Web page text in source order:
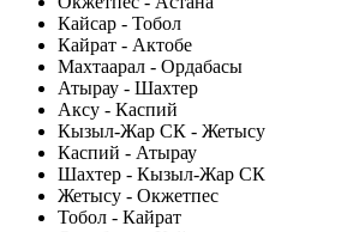
Кайсар - Тобол
Кайрат - Актобе
Махтаарал - Ордабасы
Атырау - Шахтер
Аксу - Каспий
Кызыл-Жар СК - Жетысу
Каспий - Атырау
Шахтер - Кызыл-Жар СК
Жетысу - Окжетпес
Тобол - Кайрат